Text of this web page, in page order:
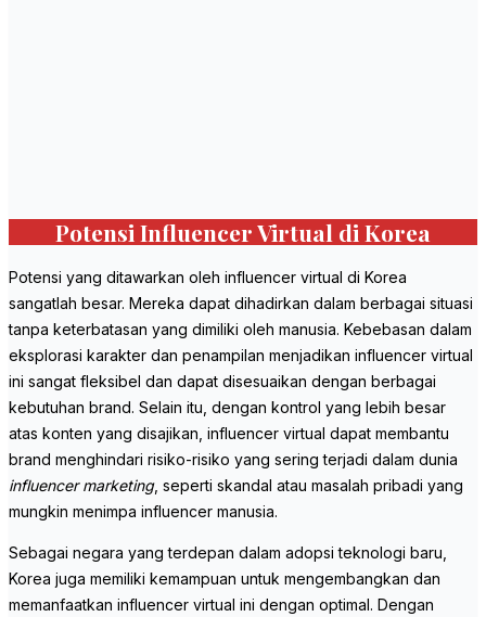
Potensi Influencer Virtual di Korea
Potensi yang ditawarkan oleh influencer virtual di Korea
sangatlah besar. Mereka dapat dihadirkan dalam berbagai situasi
tanpa keterbatasan yang dimiliki oleh manusia. Kebebasan dalam
eksplorasi karakter dan penampilan menjadikan influencer virtual
ini sangat fleksibel dan dapat disesuaikan dengan berbagai
kebutuhan brand. Selain itu, dengan kontrol yang lebih besar
atas konten yang disajikan, influencer virtual dapat membantu
brand menghindari risiko-risiko yang sering terjadi dalam dunia
influencer marketing, seperti skandal atau masalah pribadi yang
mungkin menimpa influencer manusia.
Sebagai negara yang terdepan dalam adopsi teknologi baru,
Korea juga memiliki kemampuan untuk mengembangkan dan
memanfaatkan influencer virtual ini dengan optimal. Dengan